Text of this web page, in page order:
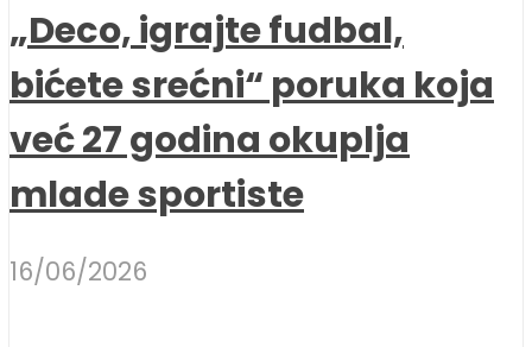
„Deco, igrajte fudbal,
bićete srećni“ poruka koja
već 27 godina okuplja
mlade sportiste
16/06/2026